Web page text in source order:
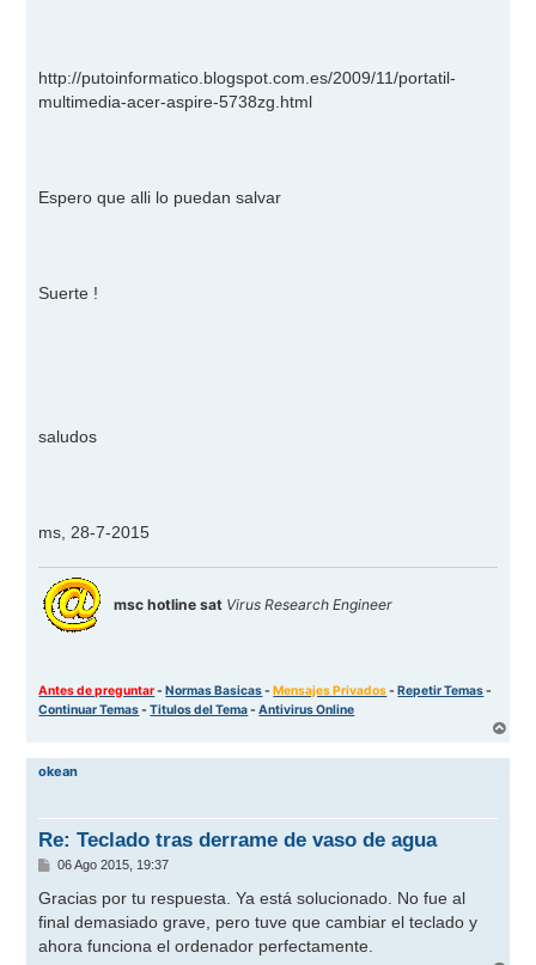
http://putoinformatico.blogspot.com.es/2009/11/portatil-
multimedia-acer-aspire-5738zg.html
Espero que alli lo puedan salvar
Suerte !
saludos
ms, 28-7-2015
msc hotline sat Virus Research Engineer
Antes de preguntar-Normas Basicas-Mensajes Privados-Repetir Temas-
Continuar Temas-Titulos del Tema-Antivirus Online
r
okean
Re: Teclado tras derrame de vaso de agua
M
n
a
j
e
06 Ago 2015, 19:37
Gracias por tu respuesta. Ya está solucionado. No fue al
final demasiado grave, pero tuve que cambiar el teclado y
ahora funciona el ordenador perfectamente.